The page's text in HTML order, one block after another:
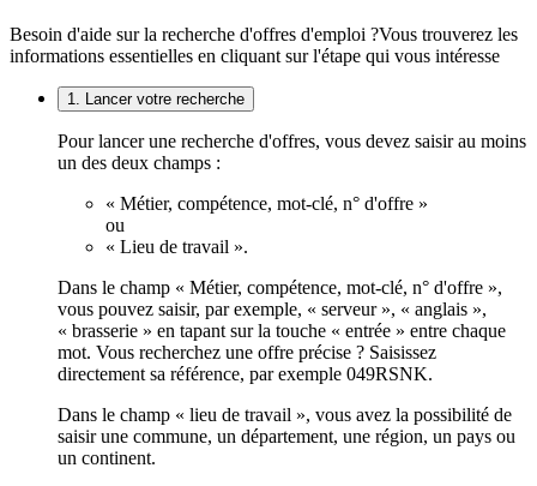
Besoin d'aide sur la recherche d'offres d'emploi ?Vous trouverez les
informations essentielles en cliquant sur l'étape qui vous intéresse
1. Lancer votre recherche
Pour lancer une recherche d'offres, vous devez saisir au moins
un des deux champs :
« Métier, compétence, mot-clé, n° d'offre »
ou
« Lieu de travail ».
Dans le champ « Métier, compétence, mot-clé, n° d'offre »,
vous pouvez saisir, par exemple, « serveur », « anglais »,
« brasserie » en tapant sur la touche « entrée » entre chaque
mot. Vous recherchez une offre précise ? Saisissez
directement sa référence, par exemple 049RSNK.
Dans le champ « lieu de travail », vous avez la possibilité de
saisir une commune, un département, une région, un pays ou
un continent.